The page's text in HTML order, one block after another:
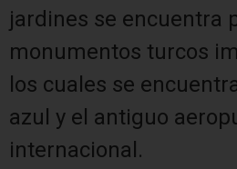
jardines se encuentra
monumentos turcos
los cuales se
azul y el antiguo
internacional.